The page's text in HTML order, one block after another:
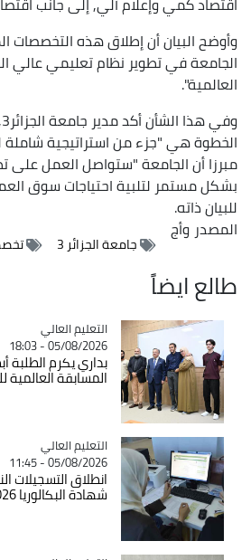
وأوضح البيان أن إطلاق هذه التخصصات
الجامعة في تطوير نظام تعليمي عالي
العالمية".
وفي
الخطوة هي "جزء من استراتيجية شاملة
مبرزا أن الجامعة "ستواصل العمل على
بشكل مستمر لتلبية احتياجات سوق
للبيان ذاته.
المصدروأج
جامعة الجزائر 3
طالع ايضاً
Catégorie
التعليم العالي
05/08/2026 - 18:03
بداري يكرم الطلبة
المسابقة العالمية
Catégorie
التعليم العالي
05/08/2026 - 11:45
انطلاق التسجيلات
شهادة البكالوريا 2026